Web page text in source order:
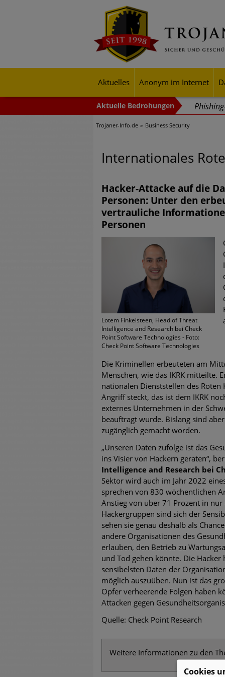
Aktuelles Anonym im Internet
Digitale
Aktuelle
Fake-
Cyber
Trojaner-Info.de Business Security
Internationales
Hacker-Attacke auf die
Personen: Unter den
vertrauliche
Personen
Lotem Finkelsteen, Head of Threat
Intelligence and Research bei Check
Point Software Technologies - Foto:
Check Point Software Technologies
Die Kriminellen erbeuteten am
Menschen, wie das IKRK mitteilte.
nationalen Dienststellen des
Angriff steckt, das ist dem IKRK
externes Unternehmen in der
beauftragt wurde. Bislang sind
zugänglich gemacht worden.
„Unseren Daten zufolge ist das
ins Visier von Hackern geraten“,
Intelligence and Research bei
Sektor wird auch im Jahr 2022
sprechen von 830 wöchentlichen
Anstieg von über 71 Prozent in
Hackergruppen sind sich der
sehen sie genau deshalb als
andere Organisationen des
erlauben, den Betrieb zu
und Tod gehen könnte. Die
sensibelsten Daten der
möglich auszuüben. Nun ist das
Opfer verheerende Folgen haben
Attacken gegen
Quelle: Check Point Research
Weitere Informationen zu den
Cookies